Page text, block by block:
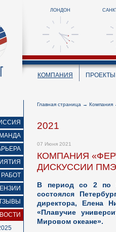
ЛОНДОН
КОМПАНИЯ ПРОЕКТЫ
Главная страница → Компания
2021
07 Июня 2021
КОМПАНИЯ
ДИСКУССИИ
В период со 2 по 5
состоялся
директора, Елена
«Плавучие
Мировом океане».